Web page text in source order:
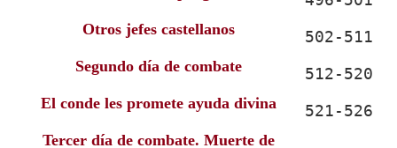
Otros jefes castellanos 502-511
Segundo día de combate 512-520
El conde les promete ayuda divina 521-526
Tercer día de combate. Muerte de